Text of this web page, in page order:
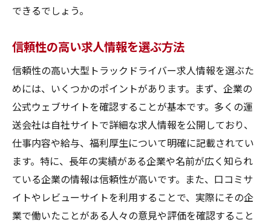
求人内容の比較と分析
適切な求人選びの秘訣
大型トラックドライバー求人を大阪府で見つけ
た後の次のステップ
応募書類の準備方法
面接対策のポイント
運送会社とのコミュニケーションの取り方
内定後の準備事項
初めての出勤日までのステップ
長期的なキャリアプランの立て方
できるでしょう。
信頼性の高い求人情報を選ぶ方法
信頼性の高い大型トラックドライバー求人情報を選ぶた
めには、いくつかのポイントがあります。まず、企業の
公式ウェブサイトを確認することが基本です。多くの運
送会社は自社サイトで詳細な求人情報を公開しており、
仕事内容や給与、福利厚生について明確に記載されてい
ます。特に、長年の実績がある企業や名前が広く知られ
ている企業の情報は信頼性が高いです。また、口コミサ
イトやレビューサイトを利用することで、実際にその企
業で働いたことがある人々の意見や評価を確認すること